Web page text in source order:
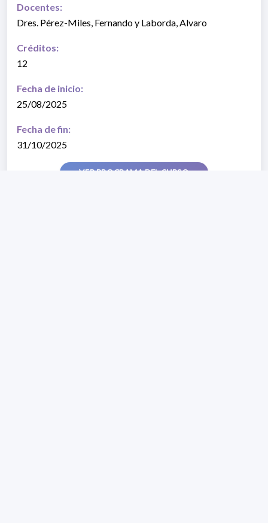
Docentes:
Dres. Pérez-Miles, Fernando y Laborda, Alvaro
Créditos:
12
Fecha de inicio:
25/08/2025
Fecha de fin:
31/10/2025
VER PROGRAMA DEL CURSO